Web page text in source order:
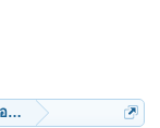
ธิบายไมได้